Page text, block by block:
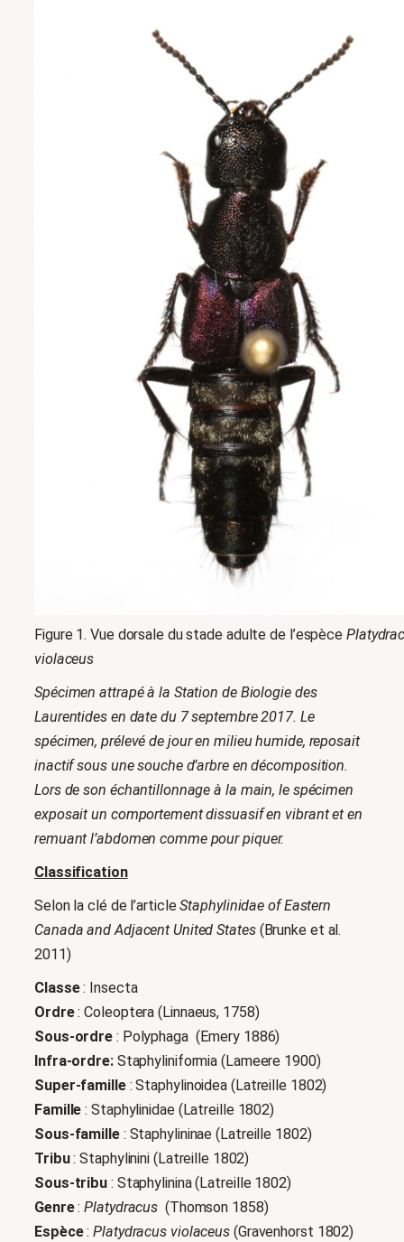
Figure 1. Vue dorsale du stade adulte de l’espèce
violaceus
Spécimen attrapé à la Station de Biologie des
Laurentides en date du 7 septembre 2017. Le
spécimen, prélevé de jour en milieu humide, reposait
inactif sous une souche d’arbre en décomposition.
Lors de son échantillonnage à la main, le spécimen
exposait un comportement dissuasif en vibrant et en
remuant l’abdomen comme pour piquer.
Classification
Selon la clé de l’articleStaphylinidae of Eastern
Canada and Adjacent United States(Brunke et al.
2011)
Classe: Insecta
Ordre: Coleoptera (Linnaeus, 1758)
Sous-ordre : Polyphaga (Emery 1886)
Infra-ordre:Staphyliniformia (Lameere 1900)
Super-famille : Staphylinoidea (Latreille 1802)
Famille: Staphylinidae (Latreille 1802)
Sous-famille : Staphylininae (Latreille 1802)
Tribu: Staphylinini (Latreille 1802)
Sous-tribu : Staphylinina (Latreille 1802)
Genre:Platydracus (Thomson 1858)
Espèce:Platydracus violaceus (Gravenhorst 1802)